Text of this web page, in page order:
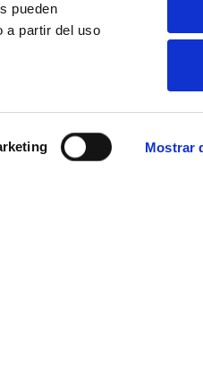
pueden
a partir del uso
Mostrar